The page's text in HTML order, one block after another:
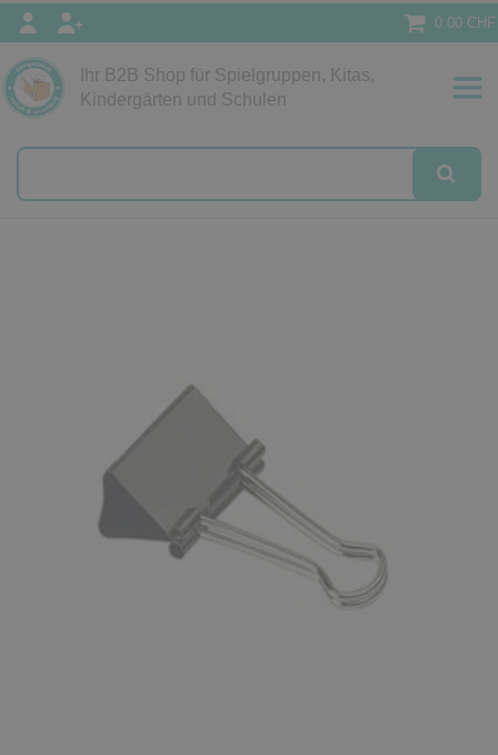
0.00 CHF
Ihr B2B Shop für Spielgruppen, Kitas,
Kindergärten und Schulen
Papeterie